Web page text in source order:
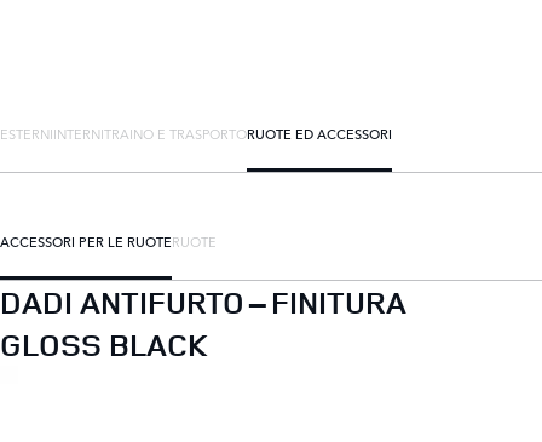
ESTERNIINTERNITRAINO E TRASPORTORUOTE ED ACCESSORI
ACCESSORI PER LE RUOTERUOTE
DADI ANTIFURTO – FINITURA
GLOSS BLACK